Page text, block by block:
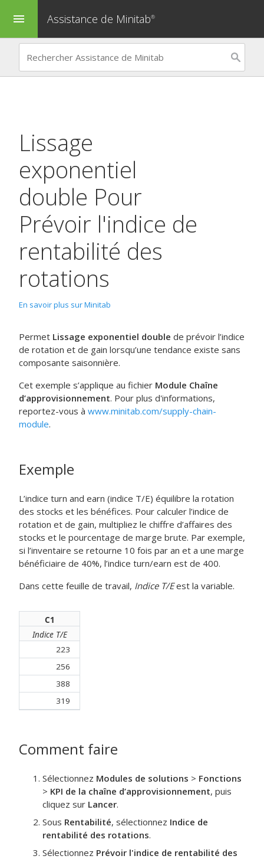
menu Assistance de Minitab®
Lissage
exponentiel
double Pour
Prévoir l'indice de
rentabilité des
rotations
En savoir plus sur Minitab
Permet Lissage exponentiel double de prévoir l’indice
de rotation et de gain lorsqu’une tendance existe sans
composante saisonnière.
Cet exemple s’applique au fichier Module Chaîne
d’approvisionnement. Pour plus d'informations,
reportez-vous à www.minitab.com/supply-chain-
module.
Exemple
L’indice turn and earn (indice T/E) équilibre la rotation
des stocks et les bénéfices. Pour calculer l’indice de
rotation et de gain, multipliez le chiffre d’affaires des
stocks et le pourcentage de marge brute. Par exemple,
si l’inventaire se retourne 10 fois par an et a une marge
bénéficiaire de 40%, l’indice turn/earn est de 400.
Dans cette feuille de travail, Indice T/Eest la variable.
C1
Indice T/E
223
256
388
319
Comment faire
Sélectionnez Modules de solutions > Fonctions
> KPI de la chaîne d’approvisionnement, puis
cliquez sur Lancer.
Sous Rentabilité, sélectionnez Indice de
rentabilité des rotations.
Sélectionnez Prévoir l'indice de rentabilité des